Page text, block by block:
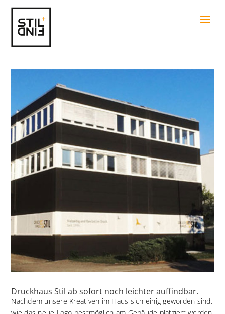
Druckhaus Stil ab sofort noch leichter auffindbar.
Nachdem unsere Kreativen im Haus sich einig geworden sind,